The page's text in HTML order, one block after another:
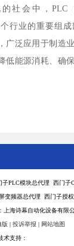
社会中，PLC（
行业的重要组
广泛应用于制造
低能源消耗、确
PLC模块总代理 西门子
变频器总代理 西门子授
上海诗幕自动化设备有限
版 | 投诉举报 | 网站地图
术支持：